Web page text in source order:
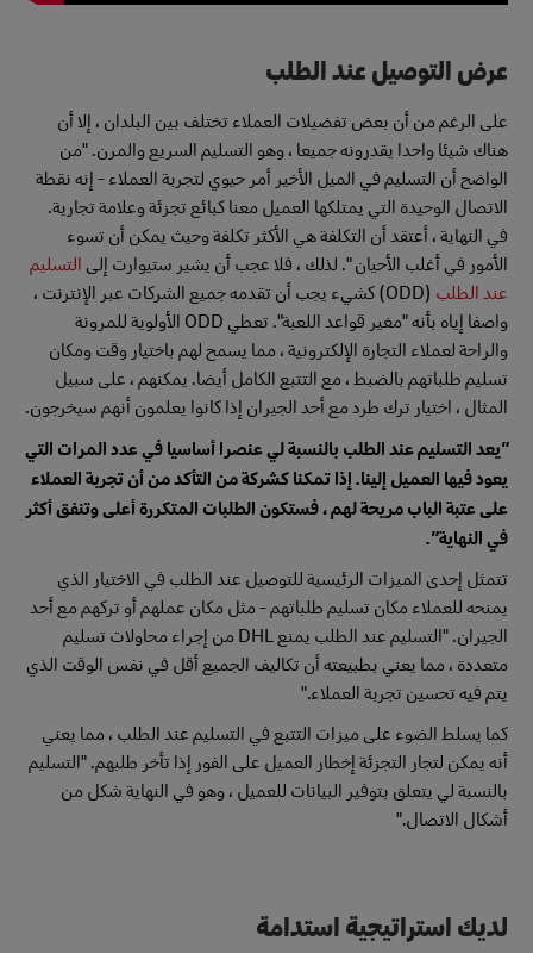
عرض التوصيل عند الطلب
على الرغم من أن بعض تفضيلات العملاء تختلف بين البلدان ، إلا أن
هناك شيئا واحدا يقدرونه جميعا ، وهو التسليم السريع والمرن. "من
الواضح أن التسليم في الميل الأخير أمر حيوي لتجربة العملاء - إنه نقطة
الاتصال الوحيدة التي يمتلكها العميل معنا كبائع تجزئة وعلامة تجارية.
في النهاية ، أعتقد أن التكلفة هي الأكثر تكلفة وحيث يمكن أن تسوء
الأمور في أغلب الأحيان ". لذلك ، فلا عجب أن يشير ستيوارت إلى التسليم
عند الطلب
(ODD) كشيء يجب أن تقدمه جميع الشركات عبر الإنترنت ،
واصفا إياه بأنه "مغير قواعد اللعبة". تعطي ODD الأولوية للمرونة
والراحة لعملاء التجارة الإلكترونية ، مما يسمح لهم باختيار وقت ومكان
تسليم طلباتهم بالضبط ، مع التتبع الكامل أيضا. يمكنهم ، على سبيل
المثال ، اختيار ترك طرد مع أحد الجيران إذا كانوا يعلمون أنهم سيخرجون.
"يعد التسليم عند الطلب بالنسبة لي عنصرا أساسيا في عدد المرات التي
يعود فيها العميل إلينا. إذا تمكنا كشركة من التأكد من أن تجربة العملاء
على عتبة الباب مريحة لهم ، فستكون الطلبات المتكررة أعلى وتنفق أكثر
في النهاية ".
تتمثل إحدى الميزات الرئيسية للتوصيل عند الطلب في الاختيار الذي
يمنحه للعملاء مكان تسليم طلباتهم - مثل مكان عملهم أو تركهم مع أحد
الجيران. "التسليم عند الطلب يمنع DHL من إجراء محاولات تسليم
متعددة ، مما يعني بطبيعته أن تكاليف الجميع أقل في نفس الوقت الذي
يتم فيه تحسين تجربة العملاء."
كما يسلط الضوء على ميزات التتبع في التسليم عند الطلب ، مما يعني
أنه يمكن لتجار التجزئة إخطار العميل على الفور إذا تأخر طلبهم. "التسليم
بالنسبة لي يتعلق بتوفير البيانات للعميل ، وهو في النهاية شكل من
أشكال الاتصال."
لديك استراتيجية استدامة